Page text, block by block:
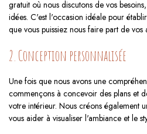
gratuit où nous discutons de vos
idées. C'est l'occasion idéale pour
que vous puissiez nous faire part de vos
2. Conception personnalisée
Une fois que nous avons une
commençons à concevoir des plans et
votre intérieur. Nous créons également
vous aider à visualiser l'ambiance et le